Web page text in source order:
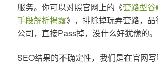
服务。你可以对照官网上的《套路型谷
手段解析揭露》，排除掉玩弄套路，
公司，直接Pass掉，没什么好犹豫的。
SEO结果的不确定性，我们是在官网